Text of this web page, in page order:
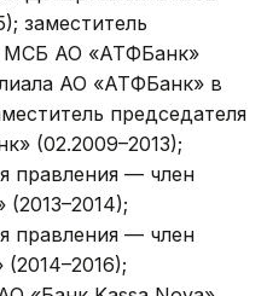
заместитель
МСБ АО «АТФБанк»
АО «АТФБанк» в
председателя
(02.2009–2013);
правления — член
правления — член